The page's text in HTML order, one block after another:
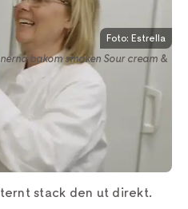
bakom smaken Sour cream &
Foto: Estrella
stack den ut direkt.